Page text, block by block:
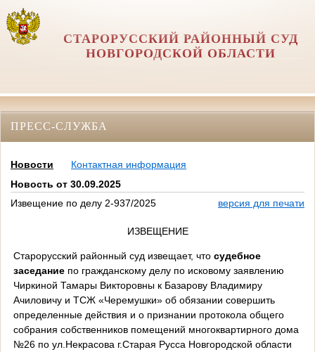
СТАРОРУССКИЙ РАЙОННЫЙ СУД
НОВГОРОДСКОЙ ОБЛАСТИ
ПРЕСС-СЛУЖБА
Новости
Контактная информация
Новость от 30.09.2025
Извещение по делу 2-937/2025
версия для печати
ИЗВЕЩЕНИЕ
Старорусский районный суд извещает, что судебное
заседаниепо гражданскому делу по исковому заявлению
Чиркиной Тамары Викторовны к Базарову Владимиру
Ачиловичу и ТСЖ «Черемушки» об обязании совершить
определенные действия и о признании протокола общего
собрания собственников помещений многоквартирного дома
№26 по ул.Некрасова г.Старая Русса Новгородской области